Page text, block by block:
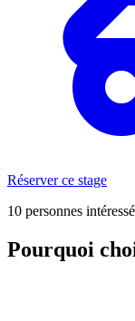
Réserver ce stage
10 personnes
Pourquoi